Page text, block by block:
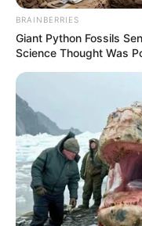
BRAINBERRIES
Giant Python Fossils
Science Thought Was